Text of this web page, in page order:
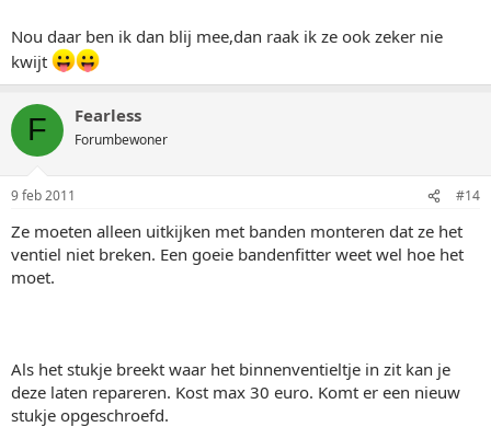
Nou daar ben ik dan blij mee,dan raak ik ze ook zeker nie
kwijt
F Fearless
Forumbewoner
9 feb 2011 #14
Ze moeten alleen uitkijken met banden monteren dat ze het
ventiel niet breken. Een goeie bandenfitter weet wel hoe het
moet.
Als het stukje breekt waar het binnenventieltje in zit kan je
deze laten repareren. Kost max 30 euro. Komt er een nieuw
stukje opgeschroefd.